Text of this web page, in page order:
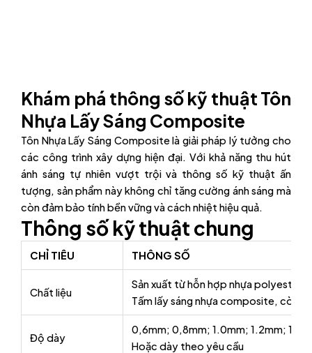
Khám phá thông số kỹ thuật Tôn
Nhựa Lấy Sáng Composite
Tôn Nhựa Lấy Sáng Composite là giải pháp lý tưởng cho
các công trình xây dựng hiện đại. Với khả năng thu hút
ánh sáng tự nhiên vượt trội và thông số kỹ thuật ấn
tượng, sản phẩm này không chỉ tăng cường ánh sáng mà
còn đảm bảo tính bền vững và cách nhiệt hiệu quả.
Thông số kỹ thuật chung
CHỈ TIÊU THÔNG SỐ
Chất liệu
Sản xuất từ hỗn hợp nhựa polyester
Tấm lấy sáng nhựa composite, còn
Độ dày
0,6mm; 0,8mm; 1.0mm; 1.2mm;
Hoặc dày theo yêu cầu